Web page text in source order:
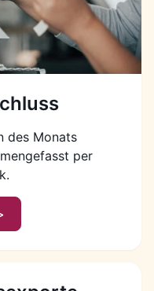
des Monats
per